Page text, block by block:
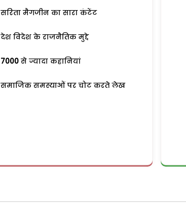
सरिता मैगजीन का सारा कंटेंट
देश विदेश के राजनैतिक मुद्दे
7000 से ज्यादा कहानियां
समाजिक समस्याओं पर चोट करते लेख